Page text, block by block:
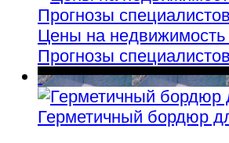
Цены на недвижимость
Прогнозы специалистов
Герметичный бордюр